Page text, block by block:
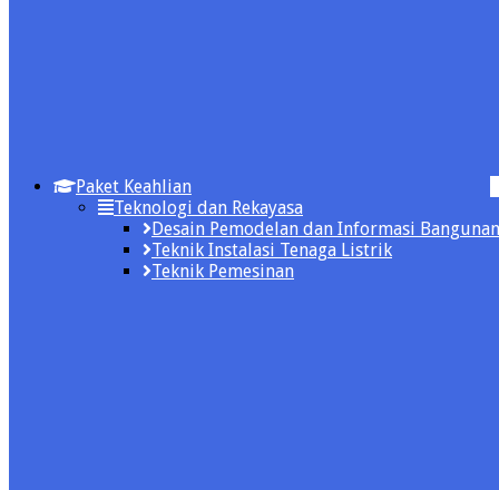
Paket Keahlian
Teknologi dan Rekayasa
Desain Pemodelan dan Informasi Bangunan
Teknik Instalasi Tenaga Listrik
Teknik Pemesinan